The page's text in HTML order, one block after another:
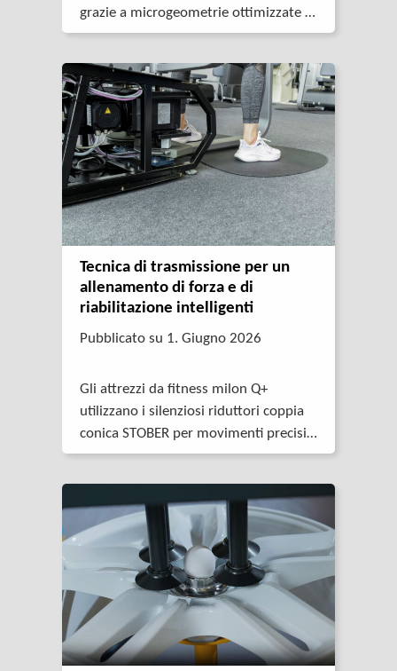
grazie a microgeometrie ottimizzate e
a nuovi modelli di calcolo FEM. I
test approfonditi.
Tecnica di trasmissione per un
allenamento di forza e di
riabilitazione intelligenti
Pubblicato su 1. Giugno 2026
Gli attrezzi da fitness milon Q+
utilizzano i silenziosi riduttori coppia
conica STOBER per movimenti precisi
in applicazioni di fitness e di